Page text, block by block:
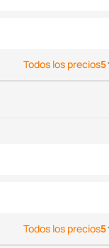
Todos los precios5
Todos los precios5